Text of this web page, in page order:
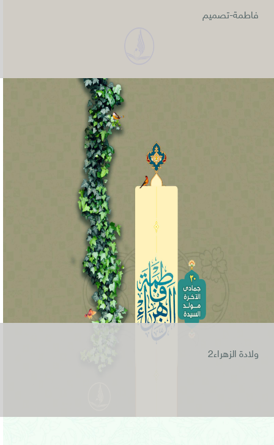
فاطمة-تصميم
ولادة الزهراء2